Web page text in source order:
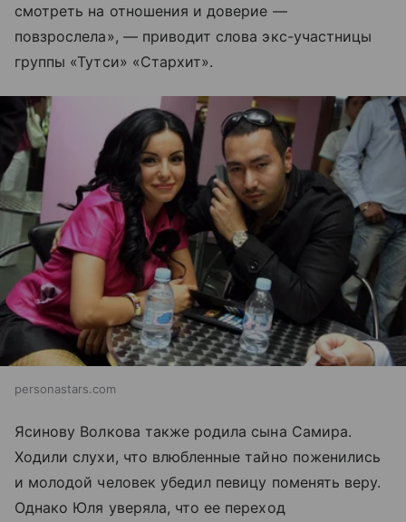
смотреть на отношения и доверие —
повзрослела», — приводит слова экс-участницы
группы «Тутси» «Стархит».
personastars.com
Ясинову Волкова также родила сына Самира.
Ходили слухи, что влюбленные тайно поженились
и молодой человек убедил певицу поменять веру.
Однако Юля уверяла, что ее переход